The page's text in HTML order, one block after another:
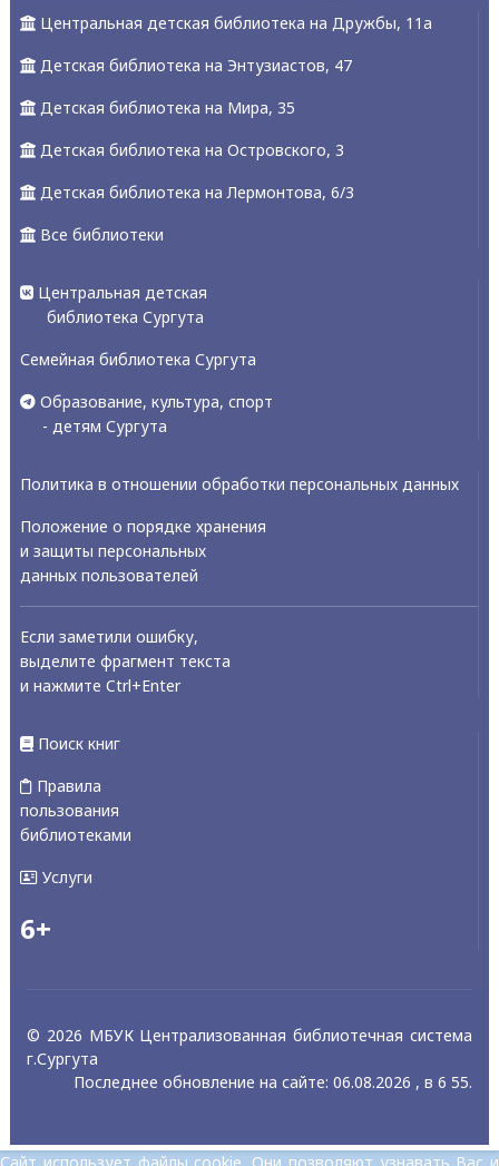
Центральная детская библиотека на Дружбы, 11а
Детская библиотека на Энтузиастов, 47
Детская библиотека на Мира, 35
Детская библиотека на Островского, 3
Детская библиотека на Лермонтова, 6/3
Все библиотеки
Центральная детская
библиотека Сургута
Семейная библиотека Сургута
Образование, культура, спорт
- детям Сургута
Политика в отношении обработки персональных данных
Положение о порядке хранения
и защиты персональных
данных пользователей
Если заметили ошибку,
выделите фрагмент текста
и нажмите Ctrl+Enter
Поиск книг
Правила
пользования
библиотеками
Услуги
6+
© 2026 МБУК Централизованная библиотечная система
г.Сургута
Последнее обновление на сайте: 06.08.2026 , в 6 55.